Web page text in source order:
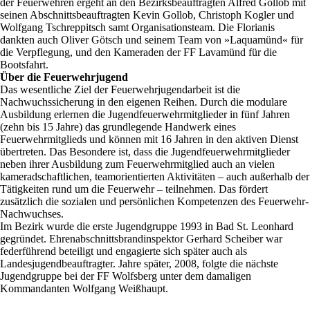
der Feuerwehren ergeht an den Bezirksbeauftragten Alfred Gollob mit
seinen Abschnittsbeauftragten Kevin Gollob, Christoph Kogler und
Wolfgang Tschreppitsch samt Organisationsteam. Die Florianis
dankten auch Oliver Götsch und seinem Team von »Laquamünd« für
die Verpflegung, und den Kameraden der FF Lavamünd für die
Bootsfahrt.
Über die Feuerwehrjugend
Das wesentliche Ziel der Feuerwehrjugendarbeit ist die
Nachwuchssicherung in den eigenen Reihen. Durch die modulare
Ausbildung erlernen die Jugendfeuerwehrmitglieder in fünf Jahren
(zehn bis 15 Jahre) das grundlegende Handwerk eines
Feuerwehrmitglieds und können mit 16 Jahren in den aktiven Dienst
übertreten. Das Besondere ist, dass die Jugendfeuerwehrmitglieder
neben ihrer Ausbildung zum Feuerwehrmitglied auch an vielen
kameradschaftlichen, teamorientierten Aktivitäten – auch außerhalb der
Tätigkeiten rund um die Feuerwehr – teilnehmen. Das fördert
zusätzlich die sozialen und persönlichen Kompetenzen des Feuerwehr-
Nachwuchses.
Im Bezirk wurde die erste Jugendgruppe 1993 in Bad St. Leonhard
gegründet. Ehrenabschnittsbrandinspektor Gerhard Scheiber war
federführend beteiligt und engagierte sich später auch als
Landesjugendbeauftragter. Jahre später, 2008, folgte die nächste
Jugendgruppe bei der FF Wolfsberg unter dem damaligen
Kommandanten Wolfgang Weißhaupt.